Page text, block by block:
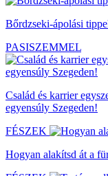
Bőrdzseki-ápolási
PASISZEMMEL
Család és karrier
egyensúly Szegeden!
FÉSZEK
Hogyan alakítsd át a